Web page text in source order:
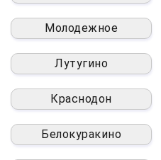
Молодежное
Лутугино
Краснодон
Белокуракино